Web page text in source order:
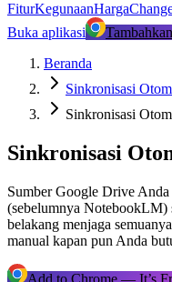
FiturKegunaanHarga
Buka aplikasi
Beranda
Sinkronisasi
Sinkronisasi
Sinkronisasi
Sumber Google Drive
(sebelumnya NotebookLM)
belakang menjaga
manual kapan pun Anda
Add to Chrome — It’s